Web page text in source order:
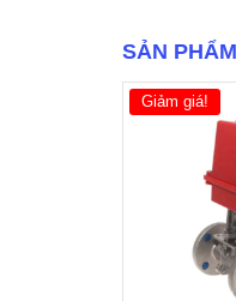
lượng
SẢN
Giảm giá!